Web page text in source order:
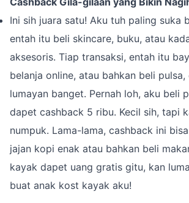
Ini sih juara satu! Aku tuh paling suka
entah itu beli skincare, buku, atau
aksesoris. Tiap transaksi, entah itu
belanja online, atau bahkan beli
lumayan banget. Pernah loh, aku beli
dapet cashback 5 ribu. Kecil sih, tapi
numpuk. Lama-lama, cashback ini
jajan kopi enak atau bahkan beli
kayak dapet uang gratis gitu, kan
buat anak kost kayak aku!